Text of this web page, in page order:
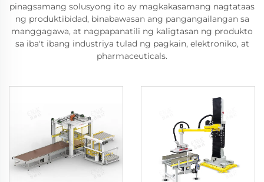
pinagsamang solusyong ito ay magkakasamang nagtataas
ng produktibidad, binabawasan ang pangangailangan sa
manggagawa, at nagpapanatili ng kaligtasan ng produkto
sa iba't ibang industriya tulad ng pagkain, elektroniko, at
pharmaceuticals.